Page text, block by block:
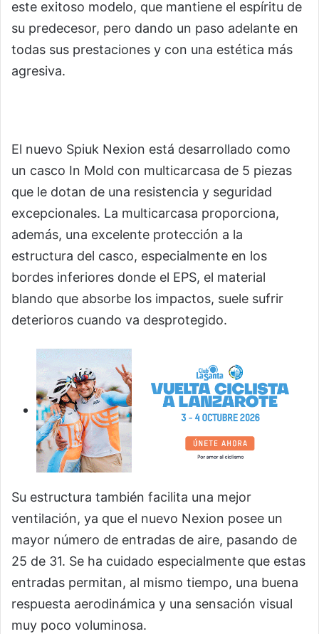
este exitoso modelo, que mantiene el espíritu de
su predecesor, pero dando un paso adelante en
todas sus prestaciones y con una estética más
agresiva.
El nuevo Spiuk Nexion está desarrollado como
un casco In Mold con multicarcasa de 5 piezas
que le dotan de una resistencia y seguridad
excepcionales. La multicarcasa proporciona,
además, una excelente protección a la
estructura del casco, especialmente en los
bordes inferiores donde el EPS, el material
blando que absorbe los impactos, suele sufrir
deterioros cuando va desprotegido.
Su estructura también facilita una mejor
ventilación, ya que el nuevo Nexion posee un
mayor número de entradas de aire, pasando de
25 de 31. Se ha cuidado especialmente que estas
entradas permitan, al mismo tiempo, una buena
respuesta aerodinámica y una sensación visual
muy poco voluminosa.